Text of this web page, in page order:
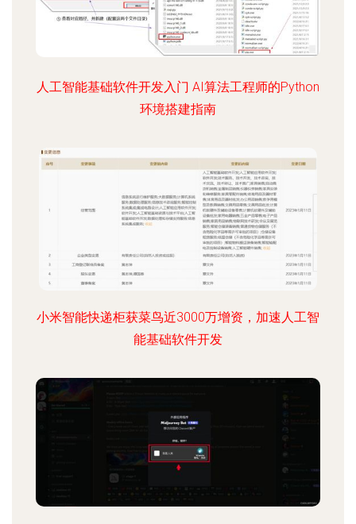
人工智能基础软件开发入门 AI算法工程师的Python
环境搭建指南
小米智能快递柜获菜鸟近3000万增资，加速人工智
能基础软件开发